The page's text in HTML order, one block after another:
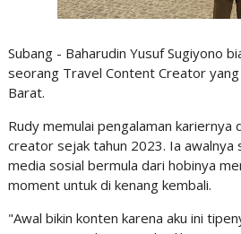
Subang - Baharudin Yusuf Sugiyono
seorang Travel Content Creator yang
Barat.
Rudy memulai pengalaman
creator sejak tahun 2023. Ia awalnya
media sosial bermula dari hobinya
moment untuk di kenang kembali.
"Awal bikin konten karena aku ini